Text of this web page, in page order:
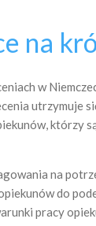
na
w
utrzymuje
którzy
na
do
pracy